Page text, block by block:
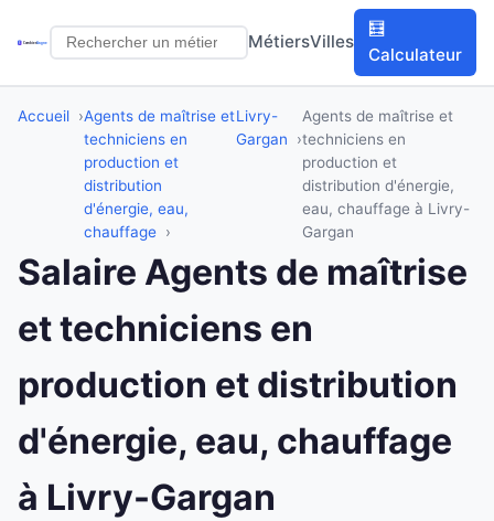
MétiersVilles
🧮
Calculateur
Accueil
Agents de maîtrise et
techniciens en
production et
distribution
d'énergie, eau,
chauffage
Livry-
Gargan
Agents de maîtrise et
techniciens en
production et
distribution d'énergie,
eau, chauffage à Livry-
Gargan
Salaire Agents de maîtrise
et techniciens en
production et distribution
d'énergie, eau, chauffage
à Livry-Gargan